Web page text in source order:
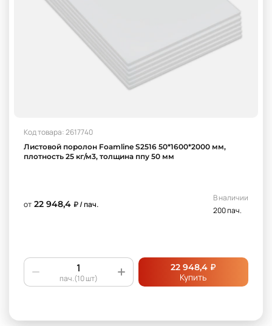
Код товара: 2617740
Листовой поролон Foamline S2516 50*1600*2000 мм,
плотность 25 кг/м3, толщина ппу 50 мм
от 22 948,4 ₽ / пач.
В наличии
200 пач.
пач.(10 шт)
22 948,4 ₽
Купить